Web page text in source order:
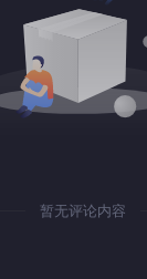
1080P
暂无评论内容